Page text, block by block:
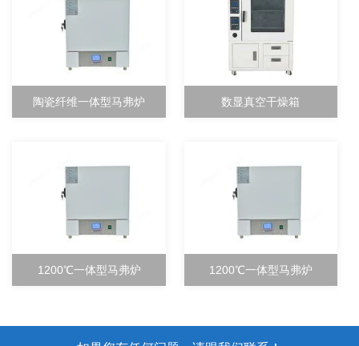
陶瓷纤维一体型马弗炉 数显真空干燥箱
1200℃一体型马弗炉 1200℃一体型马弗炉